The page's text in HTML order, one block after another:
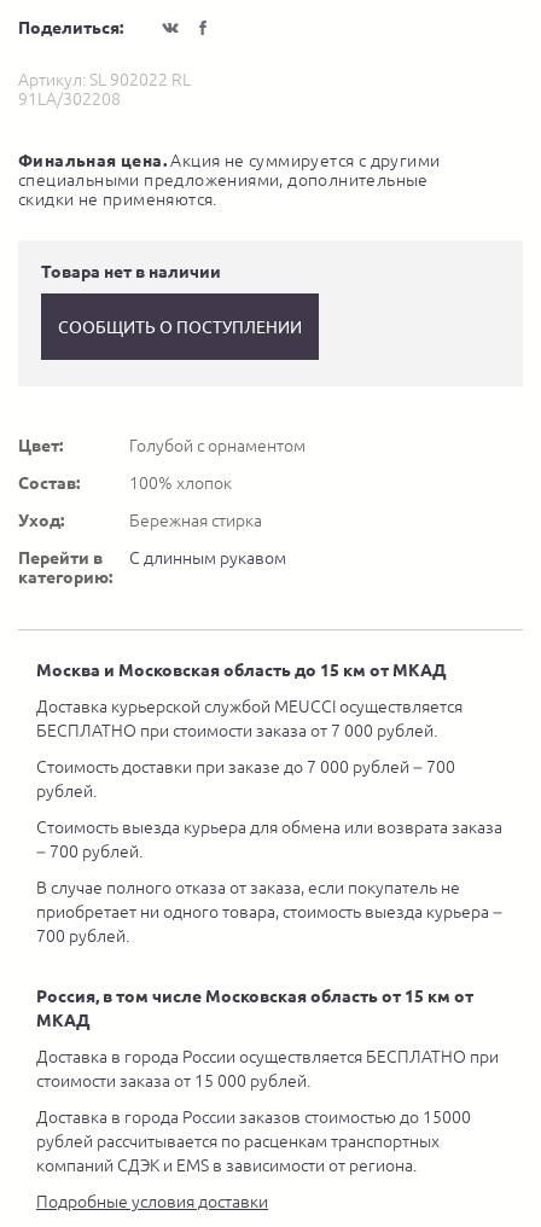
Поделиться:
Артикул: SL 902022 RL
91LA/302208
Финальная цена.Акция не суммируется с другими
специальными предложениями, дополнительные
скидки не применяются.
Товара нет в наличии
СООБЩИТЬ О ПОСТУПЛЕНИИ
Цвет:
Голубой с орнаментом
Состав:
100% хлопок
Уход:
Бережная стирка
Перейти в
категорию:
С длинным рукавом
Москва и Московская область до 15 км от МКАД
Доставка курьерской службой MEUCCI осуществляется
БЕСПЛАТНО при стоимости заказа от 7 000 рублей.
Стоимость доставки при заказе до 7 000 рублей – 700
рублей.
Стоимость выезда курьера для обмена или возврата заказа
– 700 рублей.
В случае полного отказа от заказа, если покупатель не
приобретает ни одного товара, стоимость выезда курьера –
700 рублей.
Россия, в том числе Московская область от 15 км от
МКАД
Доставка в города России осуществляется БЕСПЛАТНО при
стоимости заказа от 15 000 рублей.
Доставка в города России заказов стоимостью до 15000
рублей рассчитывается по расценкам транспортных
компаний СДЭК и EMS в зависимости от региона.
Подробные условия доставки